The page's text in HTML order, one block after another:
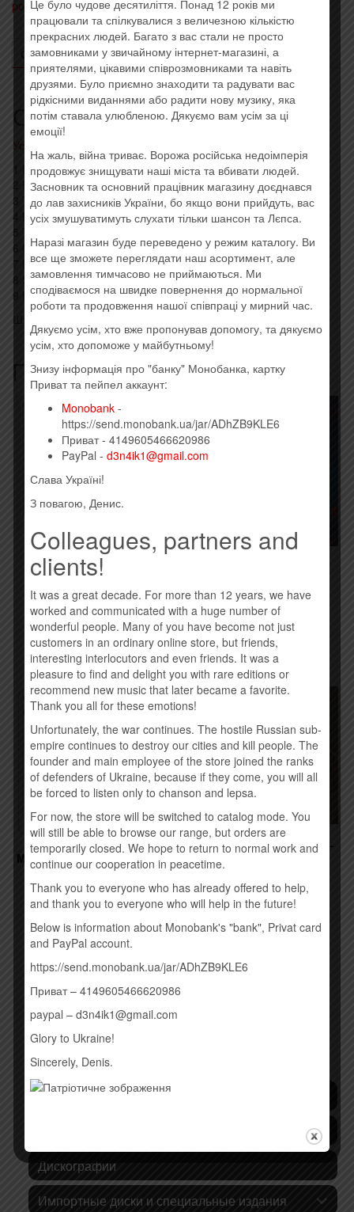
power, hard rock,Последние поступления Метка:Imported
ОПИСАНИЕ ОТЗЫВЫ (0)
Описание
Усі товари: AC/DC
1 It’s A Long Way To The Top (If You Wanna Rock ‘N’ Roll) 5:16
2 Rock ‘N’ Roll Singer 5:04
3 The Jack 5:52
4 Live Wire 5:50
5 T.N.T. 3:34
6 Can I Sit Next To You Girl 4:12
7 Little Lover 5:37
8 She’s Got Balls 4:51
9 High Voltage 4:03
Похожие товары
MAD HEADS – 8 (2015)
260,00грн.
Купить
Купить
MADONNA – REBEL HEART
(2015)
260,00грн.
Купить
КОНТРАБАНДА.COM.UA –
DREAMER (2015)
КАТЕГОРИИ ТОВАРОВ
Последние поступления
Дискографии
Импортные диски и специальные издания
Це було чудове десятиліття. Понад 12 років ми
працювали та спілкувалися з величезною кількістю
прекрасних людей. Багато з вас стали не просто
замовниками у звичайному інтернет-магазині, а
приятелями, цікавими співрозмовниками та навіть
друзями. Було приємно знаходити та радувати вас
рідкісними виданнями або радити нову музику, яка
потім ставала улюбленою. Дякуємо вам усім за ці
емоції!
На жаль, війна триває. Ворожа російська недоімперія
продовжує знищувати наші міста та вбивати людей.
Засновник та основний працівник магазину доєднався
до лав захисників України, бо якщо вони прийдуть, вас
усіх змушуватимуть слухати тільки шансон та Лєпса.
Наразі магазин буде переведено у режим каталогу. Ви
все ще зможете переглядати наш асортимент, але
замовлення тимчасово не приймаються. Ми
сподіваємося на швидке повернення до нормальної
роботи та продовження нашої співпраці у мирний час.
Дякуємо усім, хто вже пропонував допомогу, та дякуємо
усім, хто допоможе у майбутньому!
Знизу інформація про "банку" Монобанка, картку
Приват та пейпел аккаунт:
Monobank -
https://send.monobank.ua/jar/ADhZB9KLE6
Приват - 4149605466620986
PayPal - d3n4ik1@gmail.com
Слава Україні!
З повагою, Денис.
Colleagues, partners and
clients!
It was a great decade. For more than 12 years, we have
worked and communicated with a huge number of
wonderful people. Many of you have become not just
customers in an ordinary online store, but friends,
interesting interlocutors and even friends. It was a
pleasure to find and delight you with rare editions or
recommend new music that later became a favorite.
Thank you all for these emotions!
Unfortunately, the war continues. The hostile Russian sub-
empire continues to destroy our cities and kill people. The
founder and main employee of the store joined the ranks
of defenders of Ukraine, because if they come, you will all
be forced to listen only to chanson and lepsa.
For now, the store will be switched to catalog mode. You
will still be able to browse our range, but orders are
temporarily closed. We hope to return to normal work and
continue our cooperation in peacetime.
Thank you to everyone who has already offered to help,
and thank you to everyone who will help in the future!
Below is information about Monobank's "bank", Privat card
and PayPal account.
https://send.monobank.ua/jar/ADhZB9KLE6
Приват – 4149605466620986
paypal – d3n4ik1@gmail.com
Glory to Ukraine!
Sincerely, Denis.